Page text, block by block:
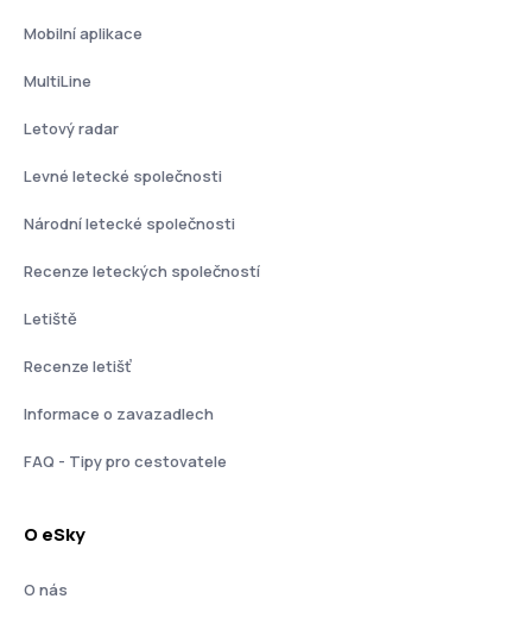
Mobilní aplikace
MultiLine
Letový radar
Levné letecké společnosti
Národní letecké společnosti
Recenze leteckých společností
Letiště
Recenze letišť
Informace o zavazadlech
FAQ - Tipy pro cestovatele
O eSky
O nás